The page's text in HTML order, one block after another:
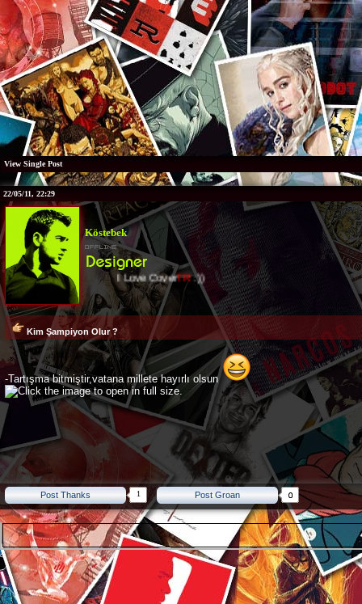
View Single Post
22/05/11, 22:29
Köstebek
I Love CoverTR:))
Kim Şampiyon Olur ?
-Tartışma bitmiştir,vatana millete hayırlı olsun
Post Thanks 1 Post Groan